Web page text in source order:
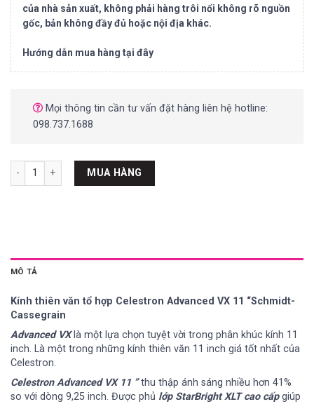
của nhà sản xuất, không phải hàng trôi nổi không rõ nguồn
gốc, bản không đầy đủ hoặc nội địa khác.
Hướng dẫn mua hàng tại đây
Mọi thông tin cần tư vấn đặt hàng liên hệ hotline:
098.737.1688
Kính thiên văn tổ hợp Celestron AVX 11 “SCHMIDT-CASSEGRAIN số
MUA HÀNG
MÔ TẢ
Kính thiên văn tổ hợp Celestron Advanced VX 11 “Schmidt-
Cassegrain
Advanced VXlà một lựa chọn tuyệt vời trong phân khúc kính 11
inch. Là một trong những kính thiên văn 11 inch giá tốt nhất của
Celestron.
Celestron Advanced VX 11 ”thu thập ánh sáng nhiều hơn 41%
so với dòng 9,25 inch. Được phủ lớp StarBright XLT cao cấpgiúp